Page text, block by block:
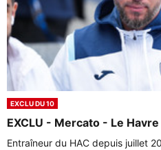
EXCLU DU 10
EXCLU - Mercato - Le
Entraîneur du HAC depuis juillet